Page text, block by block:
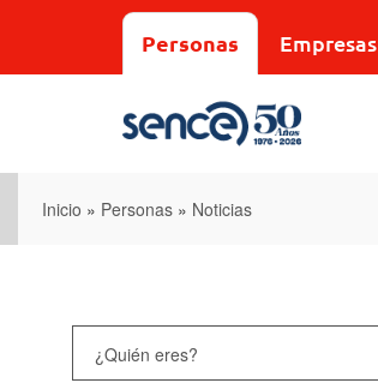
Personas Empresas
Inicio » Personas » Noticias